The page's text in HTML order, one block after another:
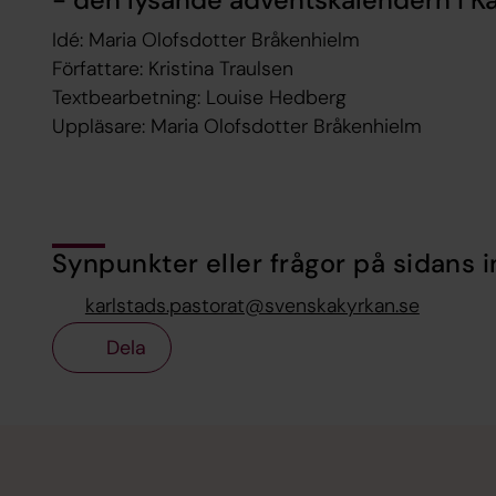
Idé: Maria Olofsdotter Bråkenhielm
Författare: Kristina Traulsen
Textbearbetning: Louise Hedberg
Uppläsare: Maria Olofsdotter Bråkenhielm
Synpunkter eller frågor på sidans
karlstads.pastorat@svenskakyrkan.se
Dela